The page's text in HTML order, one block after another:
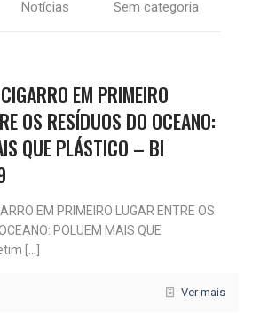
Notícias Sem categoria
EM PRIMEIRO
OS RESÍDUOS DO OCEANO:
QUE PLÁSTICO – BI
EM PRIMEIRO LUGAR ENTRE OS
POLUEM MAIS QUE
Ver mais